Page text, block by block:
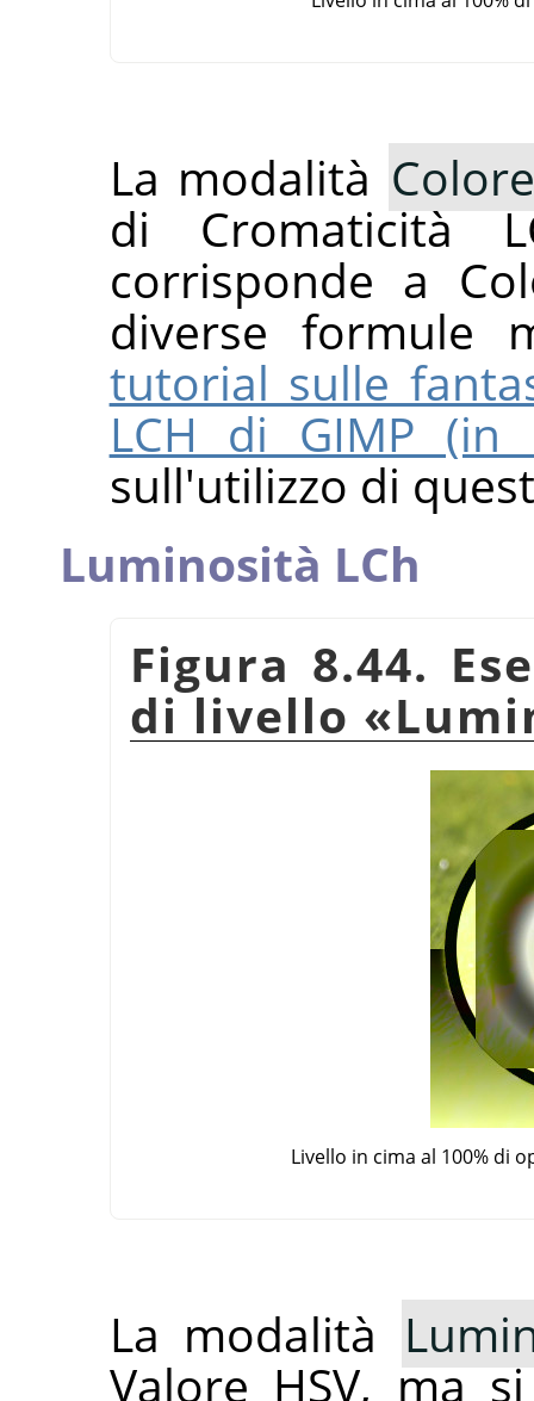
La modalità
di Cromaticità
corrisponde a
diverse formule
tutorial sulle
LCH di GIMP (in
sull'utilizzo di
Luminosità LCh
Figura 8.44.
di livello «
Livello in cima al 100% di
La modalità
Valore HSV, ma